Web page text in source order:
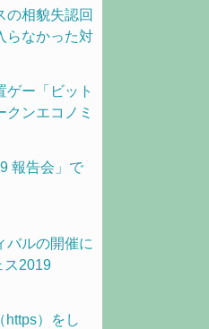
の相貌失認回
らなかった対
ゲー「ビット
クンエコノミ
報告会」で
バルの開催に
ス2019
https）をし